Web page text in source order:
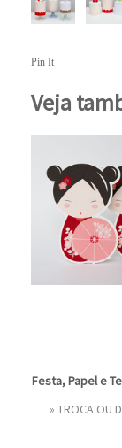
Pin It
Veja
Festa, Papel e
» TROCA OU